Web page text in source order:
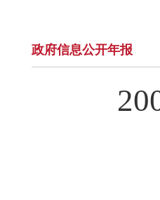
政府信息公开年报